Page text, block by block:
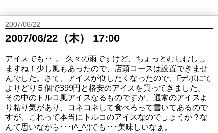
2007/06/22
2007/06/22（木） 17:00
アイスでも･･･。 久々の雨ですけど、ちょっとむしむしし
ますね！少し風もあったので、店頭コースは設置できませ
んでした。さて、アイスが食したくなったので、Fデポにて
よりどり５個で399円と格安のアイスを買ってきました。
その中のトルコ風アイスなるものですが、通常のアイスよ
り粘り気があり、コネコネして食べろって書いてあるので
すが、これって本当にトルコのアイスなのでしょうか？な
んて思いながら･･･(^_^;)でも･･･美味しいなぁ。